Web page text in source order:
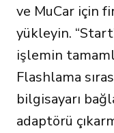
ve MuCar için
yükleyin.
işlemin
Flashlama
bilgisayarı
adaptörü